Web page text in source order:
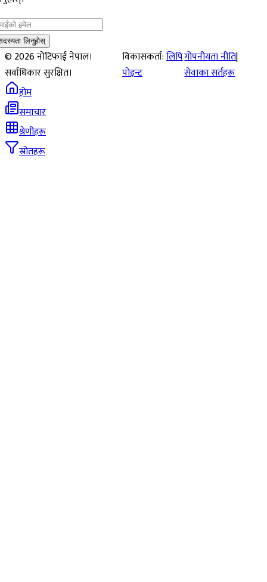
लिनुहोस्
©2026नोटिफाई नेपाल।
सर्वाधिकार सुरक्षित।
विकासकर्ता:लिपि
पोइन्ट
गोपनीयता नीति|
सेवाका सर्तहरू
होम
समाचार
श्रेणीहरू
स्रोतहरू